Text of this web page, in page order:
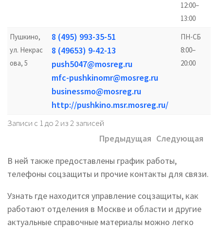
12:00–
13:00
Пушкино,
ул. Некрас
ова, 5
8 (495) 993-35-51
8 (49653) 9-42-13
push5047@mosreg.ru
mfc-pushkinomr@mosreg.ru
businessmo@mosreg.ru
http://pushkino.msr.mosreg.ru/
ПН-СБ
8:00–
20:00
Записи с 1 до 2 из 2 записей
Предыдущая Следующая
В ней также предоставлены график работы,
телефоны соцзащиты и прочие контакты для связи.
Узнать где находится управление соцзащиты, как
работают отделения в Москве и области и другие
актуальные справочные материалы можно легко